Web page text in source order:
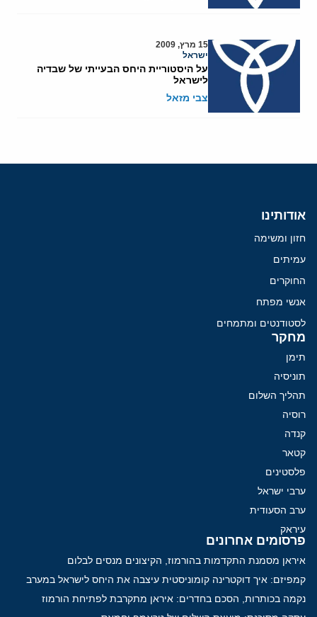
15 מרץ, 2009
ישראל
על היסטוריית היחס הבעייתי של שבדיה
לישראל
צבי מזאל
אודותינו
חזון ומשימה
עמיתים
החוקרים
אנשי מפתח
לסטודנטים ומתמחים
מחקר
תימן
תוניסיה
תהליך השלום
רוסיה
קנדה
קטאר
פלסטינים
ערבי ישראל
ערב הסעודית
עיראק
פרסומים אחרונים
איראן מסמנת התקדמות בהורמוז, הקיצונים מנסים לבלום
קמפיזם: איך דוקטרינה קומוניסטית עיצבה את היחס לישראל במערב
נקמה בכותרות, הסכם בחדרים: איראן מתקרבת לפתיחת הורמוז